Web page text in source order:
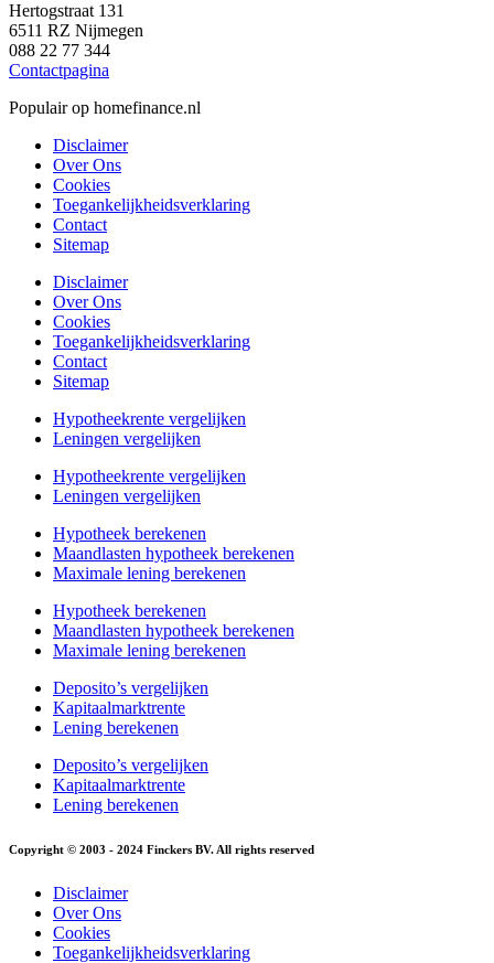
Hertogstraat 131
6511 RZ Nijmegen
088 22 77 344
Contactpagina
Populair op homefinance.nl
Disclaimer
Over Ons
Cookies
Toegankelijkheidsverklaring
Contact
Sitemap
Disclaimer
Over Ons
Cookies
Toegankelijkheidsverklaring
Contact
Sitemap
Hypotheekrente vergelijken
Leningen vergelijken
Hypotheekrente vergelijken
Leningen vergelijken
Hypotheek berekenen
Maandlasten hypotheek berekenen
Maximale lening berekenen
Hypotheek berekenen
Maandlasten hypotheek berekenen
Maximale lening berekenen
Deposito’s vergelijken
Kapitaalmarktrente
Lening berekenen
Deposito’s vergelijken
Kapitaalmarktrente
Lening berekenen
Copyright © 2003 - 2024 Finckers BV. All rights reserved
Disclaimer
Over Ons
Cookies
Toegankelijkheidsverklaring